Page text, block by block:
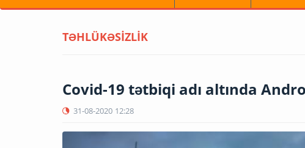
TƏHLÜKƏSİZLİK
Covid-19 tətbiqi adı altında
31-08-2020 12:28